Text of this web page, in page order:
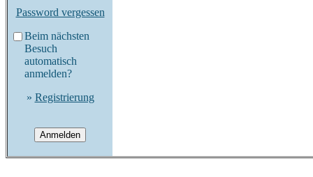
Password vergessen
Beim nächsten
Besuch
automatisch
anmelden?
» Registrierung